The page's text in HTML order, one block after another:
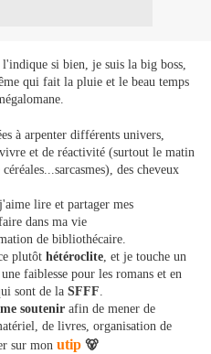
si bien, je suis la big boss,
qui fait la pluie et le beau temps
à arpenter différents univers,
et de réactivité (surtout le matin
des cheveux
lire et partager mes
dans ma vie
de bibliothécaire.
plutôt hétéroclite, et je touche un
faiblesse pour les romans et en
sont de la SFFF.
me soutenir afin de mener de
de livres, organisation de
sur mon utip 🐻